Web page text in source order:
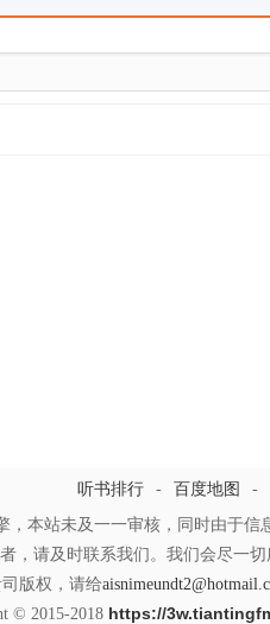
听书排行 - 百度地图 -
本站未及一一审核，同时由于
，请及时联系我们。我们会尽一
版权，请给
© 2015-2018 https://